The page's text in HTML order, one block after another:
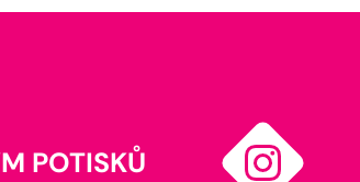
POTISKŮ